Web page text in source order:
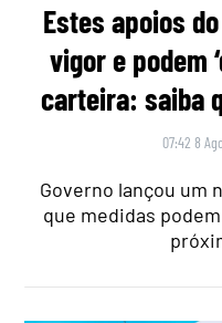
Estes apoios
vigor e podem
carteira: saiba
07:42 8
Governo lançou um
que medidas